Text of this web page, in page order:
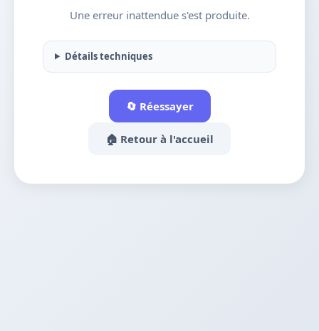
Une erreur inattendue s'est produite.
Détails techniques
🔄 Réessayer
🏠 Retour à l'accueil